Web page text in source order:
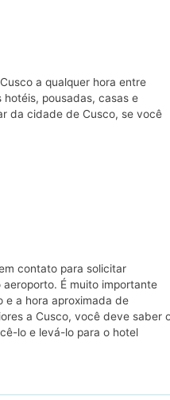
a qualquer hora entre
pousadas, casas e
da cidade de Cusco, se você
contato para solicitar
É muito importante
e a hora aproximada de
a Cusco, você deve saber
lo e levá-lo para o hotel